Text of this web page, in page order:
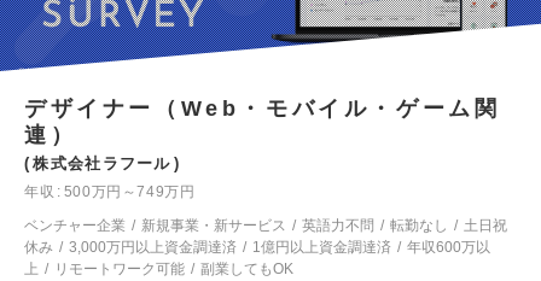
デザイナー（Web・モバイル・ゲーム関
連）
株式会社ラフール
年収
500万円～749万円
ベンチャー企業
新規事業・新サービス 英語力不問 転勤なし
土日祝
休み
3,000万円以上資金調達済 1億円以上資金調達済
年収600万以
上
リモートワーク可能 副業してもOK